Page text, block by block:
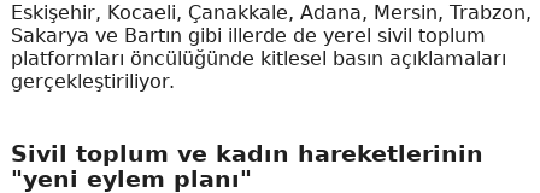
Eskişehir, Kocaeli, Çanakkale, Adana, Mersin, Trabzon,
Sakarya ve Bartın gibi illerde de yerel sivil toplum
platformları öncülüğünde kitlesel basın açıklamaları
gerçekleştiriliyor.
Sivil toplum ve kadın hareketlerinin
"yeni eylem planı"